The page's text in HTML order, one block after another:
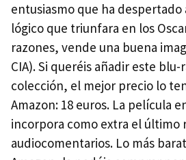
entusiasmo que ha despertado
lógico que triunfara en los
razones, vende una buena
CIA). Si queréis añadir este blu-
colección, el mejor precio lo
Amazon: 18 euros. La película
incorpora como extra el último
audiocomentarios. Lo más